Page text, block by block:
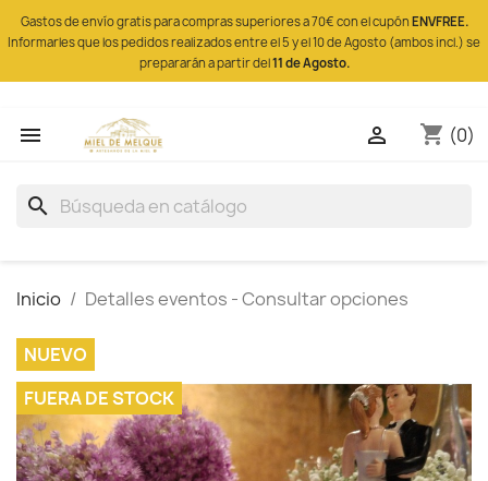
Gastos de envío gratis para compras superiores a 70€ con el cupón ENVFREE.
Informarles que los pedidos realizados entre el 5 y el 10 de Agosto (ambos incl.) se
prepararán a partir del11 de Agosto.
 shopping_cart (0)

search
Inicio Detalles eventos - Consultar opciones
NUEVO
FUERA DE STOCK